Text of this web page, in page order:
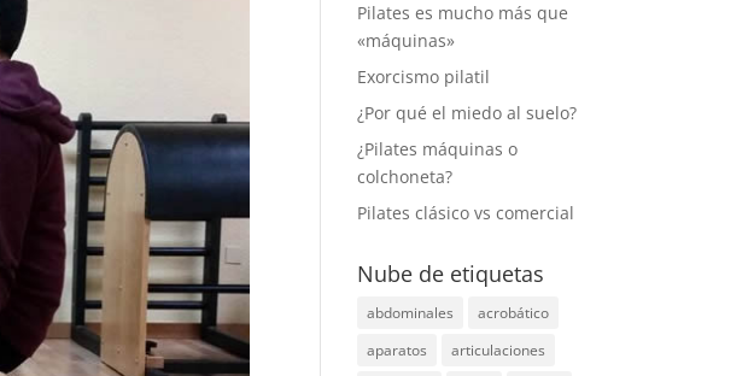
Pilates es mucho más que
«máquinas»
Exorcismo pilatil
¿Por qué el miedo al suelo?
¿Pilates máquinas o
colchoneta?
Pilates clásico vs comercial
Nube de etiquetas
abdominales
acrobático
aparatos
articulaciones